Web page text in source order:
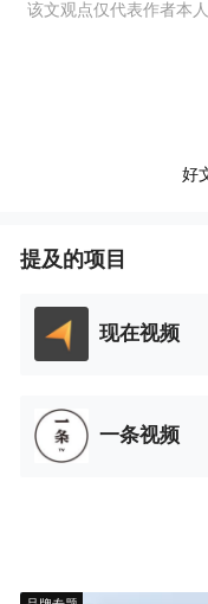
该文观点仅代表作者本
好
提及的项目
现在视频
一条视频